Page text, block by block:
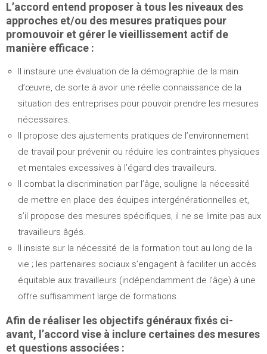
L’accord entend proposer à tous les niveaux des
approches et/ou des mesures pratiques pour
promouvoir et gérer le vieillissement actif de
manière efficace :
Il instaure une évaluation de la démographie de la main
d’œuvre, de sorte à avoir une réelle connaissance de la
situation des entreprises pour pouvoir prendre les mesures
nécessaires.
Il propose des ajustements pratiques de l’environnement
de travail pour prévenir ou réduire les contraintes physiques
et mentales excessives à l’égard des travailleurs.
Il combat la discrimination par l’âge, souligne la nécessité
de mettre en place des équipes intergénérationnelles et,
s’il propose des mesures spécifiques, il ne se limite pas aux
travailleurs âgés.
Il insiste sur la nécessité de la formation tout au long de la
vie ; les partenaires sociaux s’engagent à faciliter un accès
équitable aux travailleurs (indépendamment de l’âge) à une
offre suffisamment large de formations.
Afin de réaliser les objectifs généraux fixés ci-
avant, l’accord vise à inclure certaines des mesures
et questions associées :